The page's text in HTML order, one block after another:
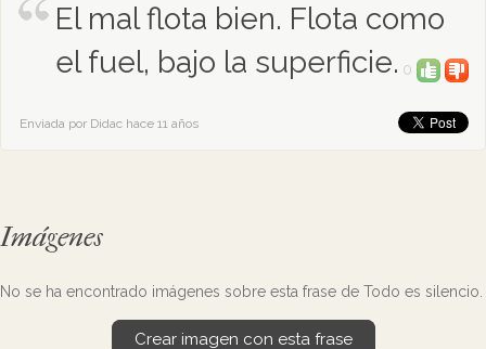
El mal flota bien. Flota como
el fuel, bajo la superficie. 0
Enviada por Didac hace 11 años
Imágenes
No se ha encontrado imágenes sobre esta frase de Todo es silencio.
Crear imagen con esta frase